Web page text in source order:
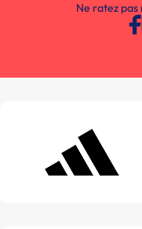
Ne ratez pas